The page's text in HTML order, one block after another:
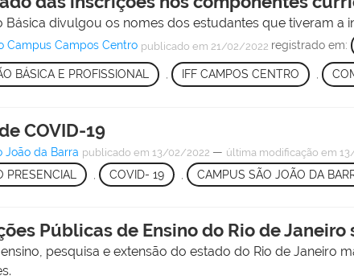
Básica divulgou os nomes dos estudantes que tiveram a
Campus Campos Centro publicado em 21/02/2022 registrado em:
BÁSICA E PROFISSIONAL , IFF CAMPOS CENTRO ,
COVID-19
João da Barra publicado em 13/02/2022 — última modificação em
PRESENCIAL COVID- 19 CAMPUS SÃO JOÃO DA
Públicas de Ensino do Rio de
pesquisa e extensão do estado do Rio de